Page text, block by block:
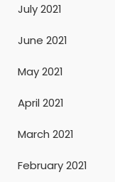
July 2021
June 2021
May 2021
April 2021
March 2021
February 2021